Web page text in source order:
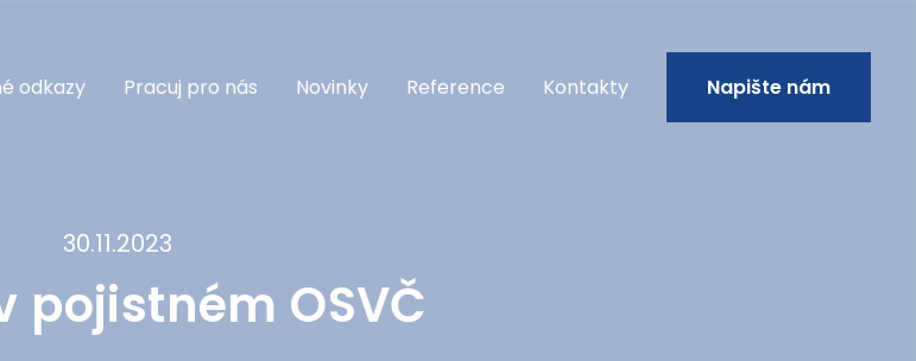
odkazy Pracuj pro nás Novinky Reference Kontakty Napište nám
30.11.2023
pojistném OSVČ